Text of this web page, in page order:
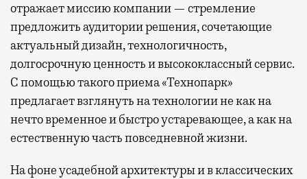
отражает миссию компании — стремление
предложить аудитории решения, сочетающие
актуальный дизайн, технологичность,
долгосрочную ценность и высококлассный сервис.
С помощью такого приема «Технопарк»
предлагает взглянуть на технологии не как на
нечто временное и быстро устаревающее, а как на
естественную часть повседневной жизни.
На фоне усадебной архитектуры и в классических